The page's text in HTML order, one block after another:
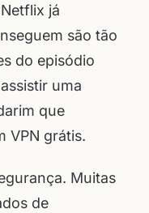
já
são tão
do episódio
uma
que
VPN grátis.
Muitas
de